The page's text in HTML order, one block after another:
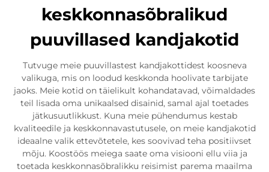
keskkonnasõbralikud
puuvillased kandjakotid
Tutvuge meie puuvillastest kandjakottidest koosneva
valikuga, mis on loodud keskkonda hoolivate tarbijate
jaoks. Meie kotid on täielikult kohandatavad, võimaldades
teil lisada oma unikaalsed disainid, samal ajal toetades
jätkusuutlikkust. Kuna meie pühendumus kestab
kvaliteedile ja keskkonnavastutusele, on meie kandjakotid
ideaalne valik ettevõtetele, kes soovivad teha positiivset
mõju. Koostöös meiega saate oma visiooni ellu viia ja
toetada keskkonnasõbralikku reisimist parema maailma